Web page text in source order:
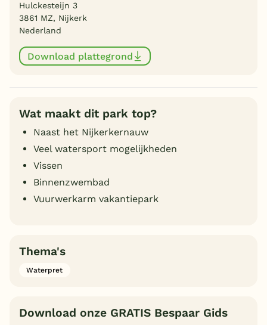
Hulckesteijn 3
3861 MZ, Nijkerk
Nederland
Download plattegrond
Wat maakt dit park top?
Naast het Nijkerkernauw
Veel watersport mogelijkheden
Vissen
Binnenzwembad
Vuurwerkarm vakantiepark
Thema's
Waterpret
Download onze GRATIS Bespaar Gids